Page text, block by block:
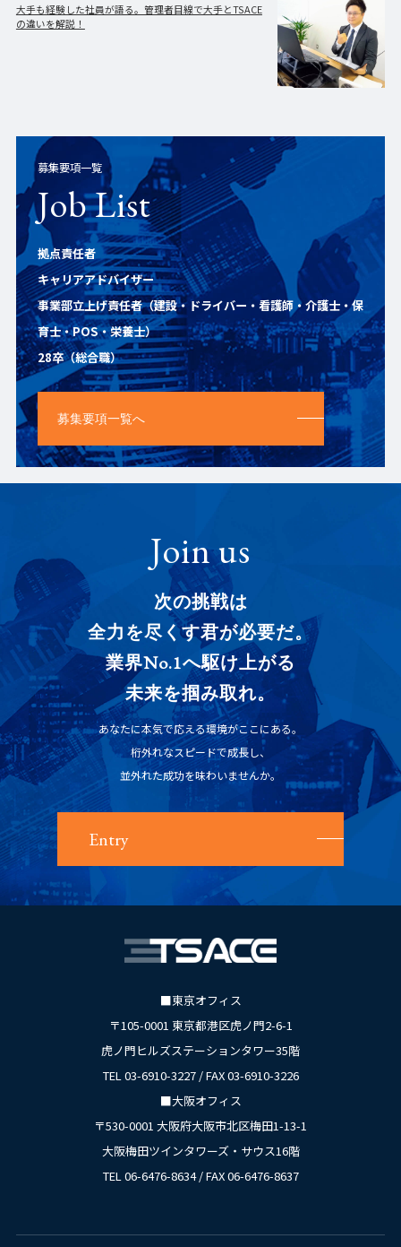
大手も経験した社員が語る。管理者目線で大手とTSACE
の違いを解説！
募集要項一覧
Job List
拠点責任者
キャリアアドバイザー
事業部立上げ責任者（建設・ドライバー・看護師・介護士・保
育士・POS・栄養士）
28卒（総合職）
募集要項一覧へ
Join us
次の挑戦は
全力を尽くす君が必要だ。
業界No.1へ駆け上がる
未来を掴み取れ。
あなたに本気で応える環境がここにある。
桁外れなスピードで成長し、
並外れた成功を味わいませんか。
Entry
■東京オフィス
〒105-0001 東京都港区虎ノ門2-6-1
虎ノ門ヒルズステーションタワー35階
TEL 03-6910-3227 / FAX 03-6910-3226
■大阪オフィス
〒530-0001 大阪府大阪市北区梅田1-13-1
大阪梅田ツインタワーズ・サウス16階
TEL 06-6476-8634 / FAX 06-6476-8637